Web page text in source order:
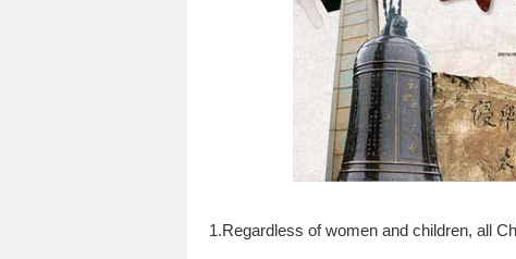
1.Regardless of women and children, all